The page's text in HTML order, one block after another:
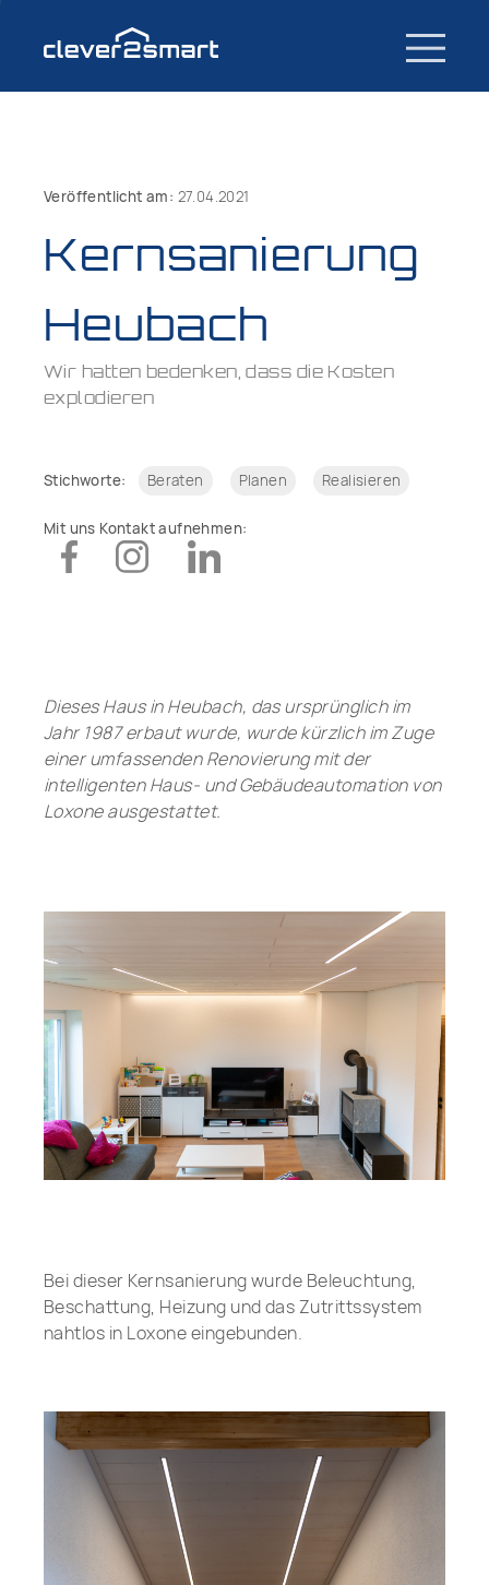
Veröffentlicht am: 27.04.2021
Kernsanierung
Heubach
Wir hatten bedenken, dass die Kosten
explodieren
Stichworte: Beraten Planen Realisieren
Mit uns Kontakt aufnehmen:
Dieses Haus in Heubach, das ursprünglich im
Jahr 1987 erbaut wurde, wurde kürzlich im Zuge
einer umfassenden Renovierung mit der
intelligenten Haus- und Gebäudeautomation von
Loxone ausgestattet.
Bei dieser Kernsanierung wurde Beleuchtung,
Beschattung, Heizung und das Zutrittssystem
nahtlos in Loxone eingebunden.